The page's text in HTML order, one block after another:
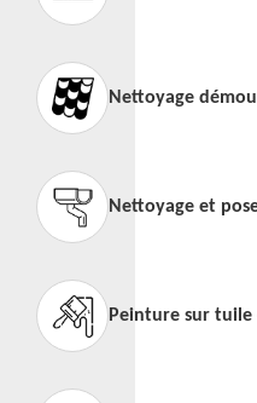
Nettoyage
Nettoyage et
Peinture sur